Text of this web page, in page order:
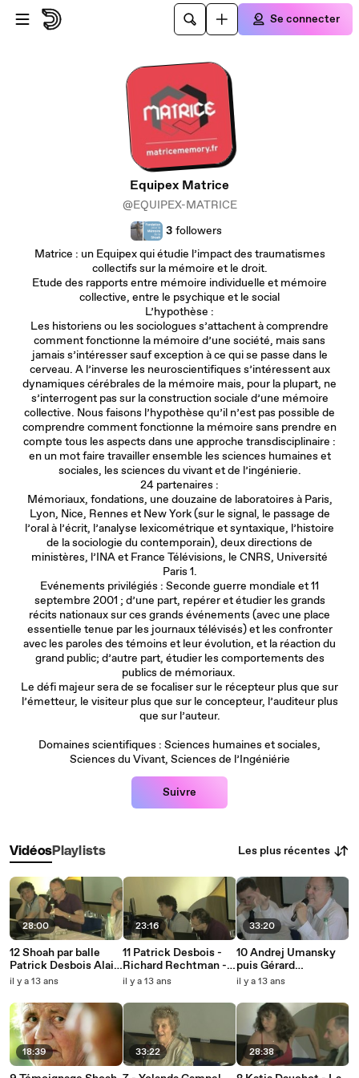
Passer au contenu principal
Se connecter
Equipex Matrice
@EQUIPEX-MATRICE
3 followers
Matrice : un Equipex qui étudie l’impact des traumatismes
collectifs sur la mémoire et le droit.
Etude des rapports entre mémoire individuelle et mémoire
collective, entre le psychique et le social
L’hypothèse :
Les historiens ou les sociologues s’attachent à comprendre
comment fonctionne la mémoire d’une société, mais sans
jamais s’intéresser sauf exception à ce qui se passe dans le
cerveau. A l’inverse les neuroscientifiques s’intéressent aux
dynamiques cérébrales de la mémoire mais, pour la plupart, ne
s’interrogent pas sur la construction sociale d’une mémoire
collective. Nous faisons l’hypothèse qu’il n’est pas possible de
comprendre comment fonctionne la mémoire sans prendre en
compte tous les aspects dans une approche transdisciplinaire :
en un mot faire travailler ensemble les sciences humaines et
sociales, les sciences du vivant et de l’ingénierie.
24 partenaires :
Mémoriaux, fondations, une douzaine de laboratoires à Paris,
Lyon, Nice, Rennes et New York (sur le signal, le passage de
l’oral à l’écrit, l’analyse lexicométrique et syntaxique, l’histoire
de la sociologie du contemporain), deux directions de
ministères, l’INA et France Télévisions, le CNRS, Université
Paris 1.
Evénements privilégiés : Seconde guerre mondiale et 11
septembre 2001 ; d’une part, repérer et étudier les grands
récits nationaux sur ces grands événements (avec une place
essentielle tenue par les journaux télévisés) et les confronter
avec les paroles des témoins et leur évolution, et la réaction du
grand public; d’autre part, étudier les comportements des
publics de mémoriaux.
Le défi majeur sera de se focaliser sur le récepteur plus que sur
l’émetteur, le visiteur plus que sur le concepteur, l’auditeur plus
que sur l’auteur.
Domaines scientifiques : Sciences humaines et sociales,
Sciences du Vivant, Sciences de l’Ingéniérie
Suivre
VidéosPlaylists Les plus récentes
28:00
12 Shoah par balle
Patrick Desbois Alain
Blum
il y a 13 ans
18:39
23:16
11 Patrick Desbois -
Richard Rechtman -
Shoah par balle
il y a 13 ans
33:22
33:20
10 Andrej Umansky
puis Gérard
Rabinovitch - Shoah
il y a 13 ans
28:38